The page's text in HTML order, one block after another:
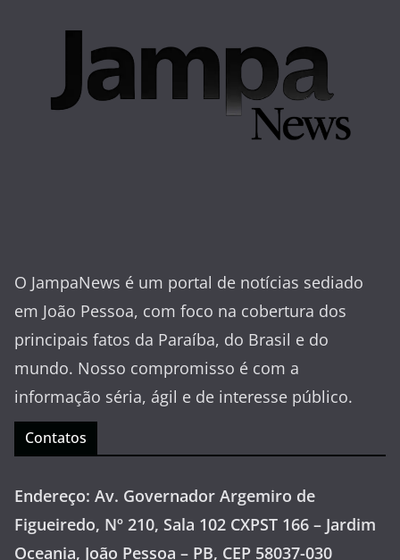
O JampaNews é um portal de notícias sediado
em João Pessoa, com foco na cobertura dos
principais fatos da Paraíba, do Brasil e do
mundo. Nosso compromisso é com a
informação séria, ágil e de interesse público.
Contatos
Endereço: Av. Governador Argemiro de
Figueiredo, Nº 210, Sala 102 CXPST 166 – Jardim
Oceania, João Pessoa – PB, CEP 58037-030